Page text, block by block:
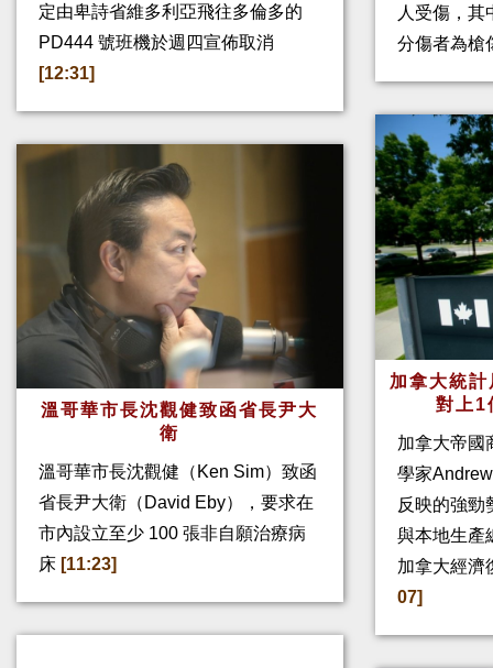
定由卑詩省維多利亞飛往多倫多的
PD444 號班機於週四宣佈取消
[12:31]
溫哥華市長沈觀健致函省長尹大
衛
溫哥華市長沈觀健（Ken Sim）致函
省長尹大衛（David Eby），要求在
市內設立至少 100 張非自願治療病
床 [11:23]
人受傷，其
分傷者為槍
加拿大統
對上
加拿大帝國
學家
反映的強勁
與本地生產
加拿大經濟
07]